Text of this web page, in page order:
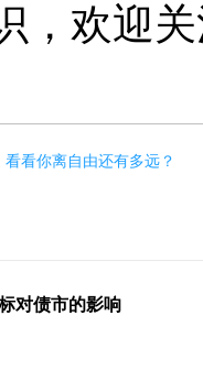
，欢迎
看你离自由还有多远？
对债市的影响